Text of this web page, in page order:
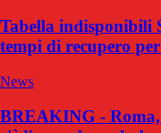
Tabella indisponibili
tempi di recupero
News
BREAKING -